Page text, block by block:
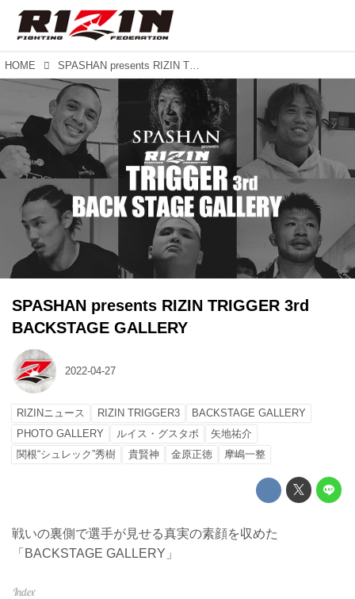
HOME SPASHAN presents RIZIN TRIGGER 3rd BACKSTAGE GALLERY
SPASHAN presents RIZIN TRIGGER 3rd
BACKSTAGE GALLERY
2022-04-27
RIZINニュース RIZIN TRIGGER3
BACKSTAGE GALLERY
PHOTO GALLERY
ルイス・グスタボ
矢地祐介
関根“シュレック”秀樹
貴賢神 金原正徳 摩嶋一整
戦いの裏側で選手が見せる真実の素顔を収めた
「BACKSTAGE GALLERY」